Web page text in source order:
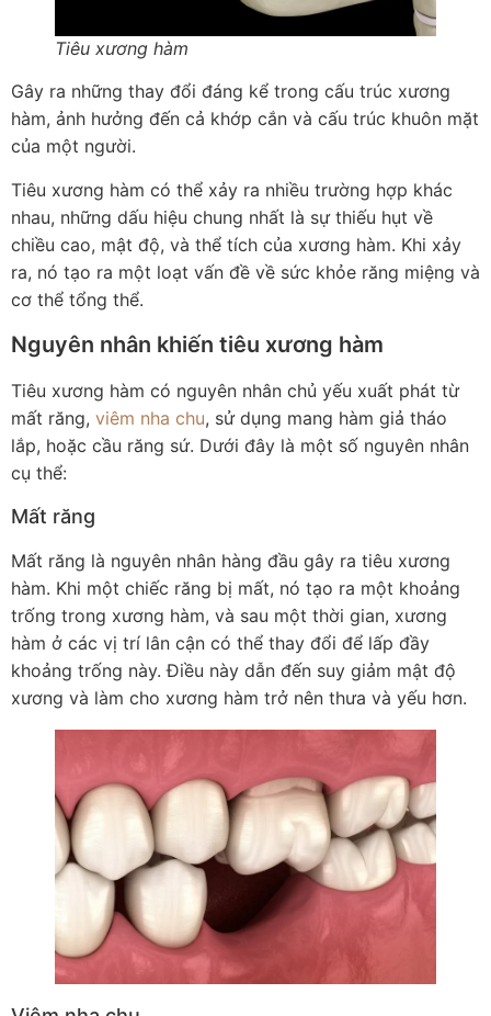
Tiêu xương hàm
Gây ra những thay đổi đáng kể trong cấu trúc xương
hàm, ảnh hưởng đến cả khớp cắn và cấu trúc khuôn mặt
của một người.
Tiêu xương hàm có thể xảy ra nhiều trường hợp khác
nhau, những dấu hiệu chung nhất là sự thiếu hụt về
chiều cao, mật độ, và thể tích của xương hàm. Khi xảy
ra, nó tạo ra một loạt vấn đề về sức khỏe răng miệng và
cơ thể tổng thể.
Nguyên nhân khiến tiêu xương hàm
Tiêu xương hàm có nguyên nhân chủ yếu xuất phát từ
mất răng, viêm nha chu, sử dụng mang hàm giả tháo
lắp, hoặc cầu răng sứ. Dưới đây là một số nguyên nhân
cụ thể:
Mất răng
Mất răng là nguyên nhân hàng đầu gây ra tiêu xương
hàm. Khi một chiếc răng bị mất, nó tạo ra một khoảng
trống trong xương hàm, và sau một thời gian, xương
hàm ở các vị trí lân cận có thể thay đổi để lấp đầy
khoảng trống này. Điều này dẫn đến suy giảm mật độ
xương và làm cho xương hàm trở nên thưa và yếu hơn.